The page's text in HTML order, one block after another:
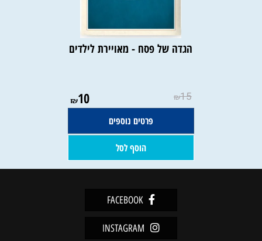
הגדה של פסח - מאויירת לילדים
₪15
₪10
פרטים נוספים
הוסף לסל
FACEBOOK
INSTAGRAM